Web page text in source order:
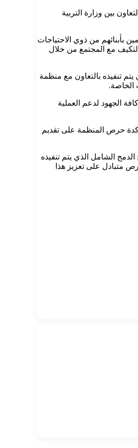
بين وزارة التربية
بأبنائهم من ذوي الاحتياجات
مع المجتمع من خلال
تنفيذه بالتعاون مع منظمة
الخاصة.
الجهود لدعم العملية
حرص المنظمة على تقديم
الشامل الذي يتم تنفيذه
متبادل على تعزيز هذا